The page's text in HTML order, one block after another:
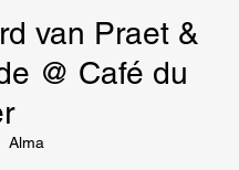
van Praet &
@ Café du
Alma